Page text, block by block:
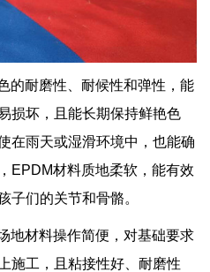
的耐磨性、耐候性和弹性，能
损坏，且能长期保持鲜艳色
在雨天或湿滑环境中，也能确
EPDM材料质地柔软，能有效
子们的关节和骨骼。
地材料操作简便，对基础要求
施工，且粘接性好、耐磨性